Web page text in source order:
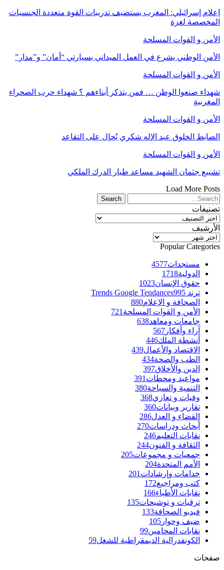
إعلام إسرائيلي: المغرب يستضيف تدريبات القوة متعددة الجنسيات
المخصصة لغزة
الأمن و القوات المسلحة
الأمن الوطني يشرع في العمل الميداني بسيارتي “أمان” و”مدار”
الأمن و القوات المسلحة
شهداء صنعوا الوطن … فمن يتذكر أبناءهم ؟ شهداء حرب الصحراء
المغربية
الأمن و القوات المسلحة
الضابط الخلوق عبد الإله شكري يُحال على التقاعد
الأمن و القوات المسلحة
تشييع جثمان الشهيد مساعد طيار الدرك الملكي
Load More Posts
تصنيفات
تصنيفات
الأرشيف
الأرشيف
Popular Categories
مستجدات4577
الدولية1718
حقوق الإنسان1023
ترند Trends Google Tendances 995
الصحافة و الإعلام880
الأمن و القوات المسلحة 721
جامعات ومعاهد638
آراء وأفكار 567
أنشطة الملك446
الاقتصاد والأعمال439
الطب والصحة434
الدين والأخلاق397
مواعيد ومحطات 391
التنمية والسياحة380
وفيات و تعازي368
تقارير وبيانات360
القضاء و العدل286
أبحاث ودراسات270
نقابات التعليم246
الثقافة و الفنون244
جمعيات و مجموعات205
الأمم المتحدة204
خدامات وإرشادات 201
كتب ومراجيع172
نقابات الأطباء166
ترقيات و توشيحات135
فيديو الصحافة133
ضيف وحوار 105
نقابات المحامين99
الكونفدرالية الديمقراطية للشغل59
صفحات